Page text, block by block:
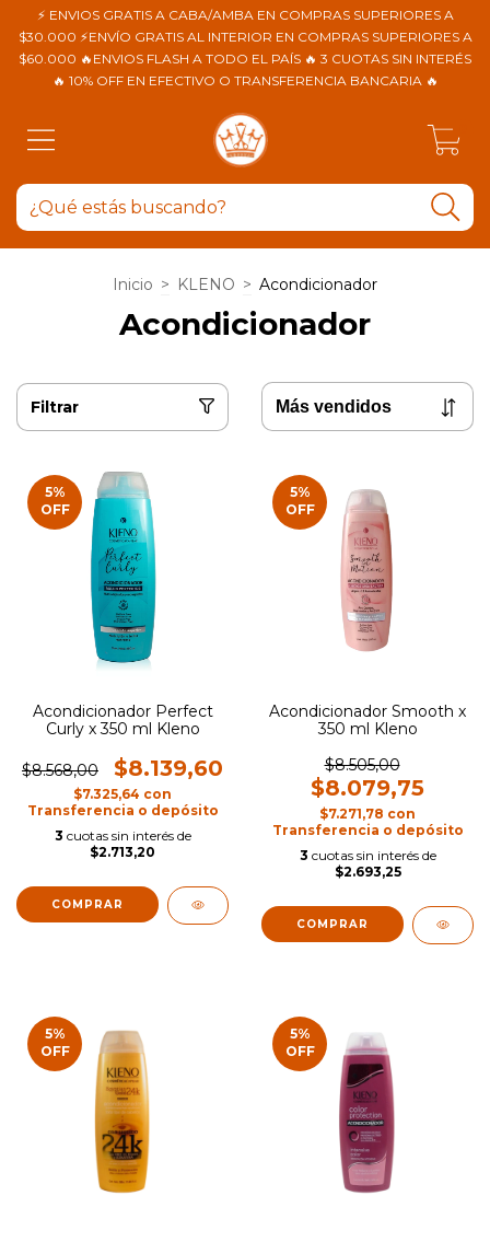
⚡ ENVIOS GRATIS A CABA/AMBA EN COMPRAS SUPERIORES A
$30.000 ⚡ENVÍO GRATIS AL INTERIOR EN COMPRAS SUPERIORES A
$60.000 🔥ENVIOS FLASH A TODO EL PAÍS 🔥 3 CUOTAS SIN INTERÉS
🔥 10% OFF EN EFECTIVO O TRANSFERENCIA BANCARIA 🔥
Inicio > KLENO > Acondicionador
Acondicionador
Filtrar
5%
OFF
Acondicionador Perfect
Curly x 350 ml Kleno
$8.568,00 $8.139,60
$7.325,64 con
Transferencia o depósito
3 cuotas sin interés de
$2.713,20
5%
OFF
Acondicionador Smooth x
350 ml Kleno
$8.505,00
$8.079,75
$7.271,78 con
Transferencia o depósito
3 cuotas sin interés de
$2.693,25
5%
OFF
5%
OFF